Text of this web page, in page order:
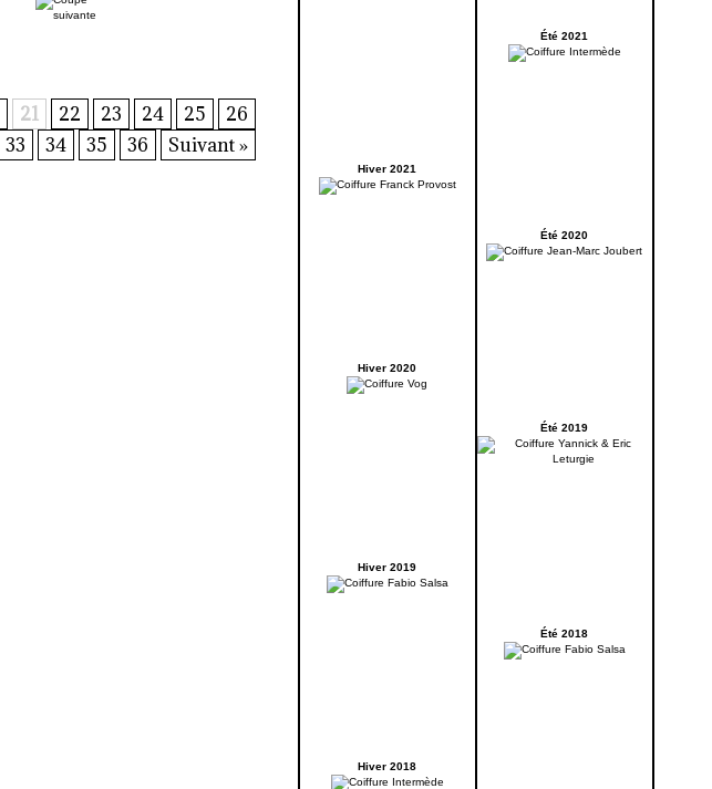
21 22 23 24 25
26
33 34 35 36 Suivant »
Hiver 2021
Hiver 2020
Hiver 2019
Hiver 2018
Été 2021
Été 2020
Été 2019
Été 2018